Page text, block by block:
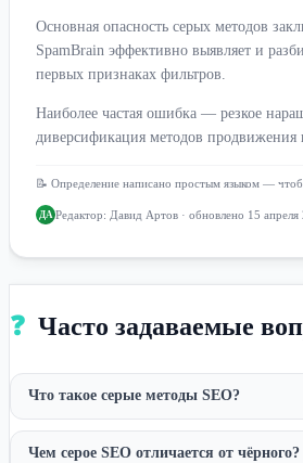
Основная опасность серых методов
SpamBrain эффективно выявляет и
первых признаках фильтров.
Наиболее частая ошибка — резкое
диверсификация методов
📝 Определение написано простым языком —
ДА Редактор: Давид Артов · обновлено 15 апреля
❓ Часто задаваемые
Что такое серые методы SEO?
Чем серое SEO отличается от чёрного?